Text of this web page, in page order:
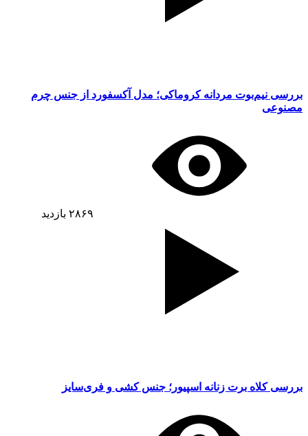
بررسی نیم‌بوت مردانه کروماکی؛ مدل آکسفورد از جنس چرم
مصنوعی
۲۸۶۹ بازدید
بررسی کلاه برت زنانه اسپیور؛ جنس کشی و فری‌سایز